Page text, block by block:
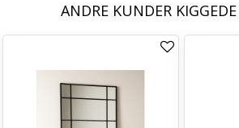
ANDRE KUNDER